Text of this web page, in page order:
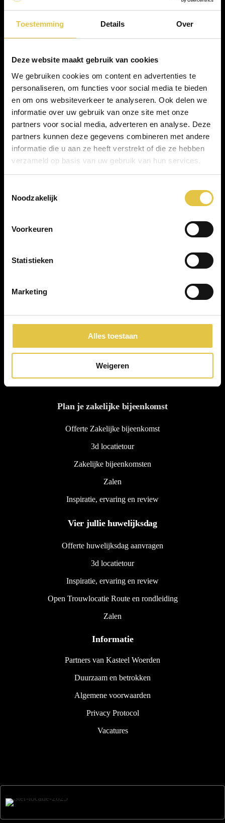
Toestemming Details Over
Deze website maakt gebruik van cookies
We gebruiken cookies om content en advertenties te
personaliseren, om functies voor social media te bieden
en om ons websiteverkeer te analyseren. Ook delen we
informatie over uw gebruik van onze site met onze
partners voor social media, adverteren en analyse. Deze
partners kunnen deze gegevens combineren met andere
informatie die u aan ze heeft verstrekt of die ze hebben
verzameld op basis van uw gebruik van hun services.
Noodzakelijk
Voorkeuren
Statistieken
Marketing
Alles toestaan
Weigeren
Bel ons direct Mail ons direct
3441 BZ Woerden
info@kasteelwoerden.nl
Plan je zakelijke bijeenkomst
Offerte Zakelijke bijeenkomst
3d locatietour
Zakelijke bijeenkomsten
Zalen
Inspiratie, ervaring en review
Vier jullie huwelijksdag
Offerte huwelijksdag aanvragen
3d locatietour
Inspiratie, ervaring en review
Open Trouwlocatie Route en rondleiding
Zalen
Informatie
Partners van Kasteel Woerden
Duurzaam en betrokken
Algemene voorwaarden
Privacy Protocol
Vacatures